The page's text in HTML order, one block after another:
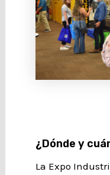
¿Dónde y
La Expo